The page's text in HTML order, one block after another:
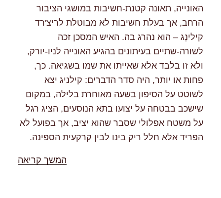
האונייה, תאונה קטנת-חשיבות במושגי הציבור
הרחב, אך בעלת חשיבות לא מבוטלת לריצ'רד
קילינְג – הוא נהרג בה. האיש המסכן זכה
לשורה-שתיים בעיתונים בהגיע האונייה לניו-יורק,
ולא זו בלבד אלא שאייתו את שמו בשגיאה. כך,
פחות או יותר, היה סדר הדברים: קילניג יצא
לשוטט על הסיפון בשעה מאוחרת בלילה, במקום
שישכב בבטחה על יצועו בתא הנוסעים, הציג רגל
על משטח אפלולי שסבר שהוא יציב, אך בפועל לא
הפריד אלא חלל ריק בינו לבין קרקעית הספינה.
המשך קריאה